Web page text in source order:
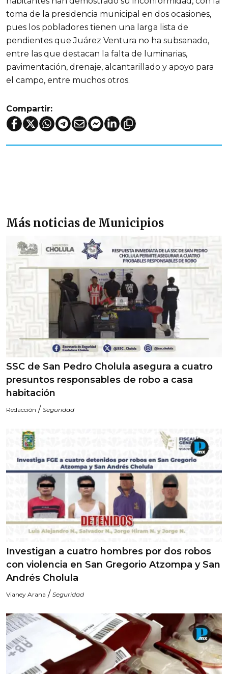
toma de la presidencia municipal en dos ocasiones,
pues los pobladores tienen una larga lista de
pendientes que Juárez Ventura no ha subsanado,
entre las que destacan la falta de luminarias,
pavimentación, drenaje, alcantarillado y apoyo para
el campo, entre muchos otros.
Compartir:
Más noticias de Municipios
SSC de San Pedro Cholula asegura a cuatro
presuntos responsables de robo a casa
habitación
Redacción / Seguridad
Investigan a cuatro hombres por dos robos
con violencia en San Gregorio Atzompa y San
Andrés Cholula
Vianey Arana / Seguridad